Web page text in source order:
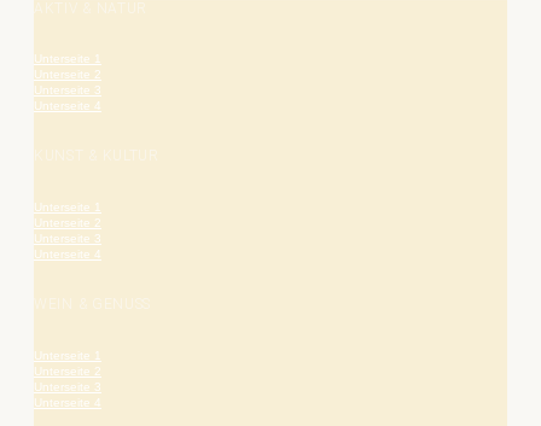
AKTIV & NATUR
Unterseite 1
Unterseite 2
Unterseite 3
Unterseite 4
Unterseite 1
Unterseite 2
Unterseite 3
Unterseite 4
Unterseite 1
Unterseite 2
Unterseite 3
Unterseite 4